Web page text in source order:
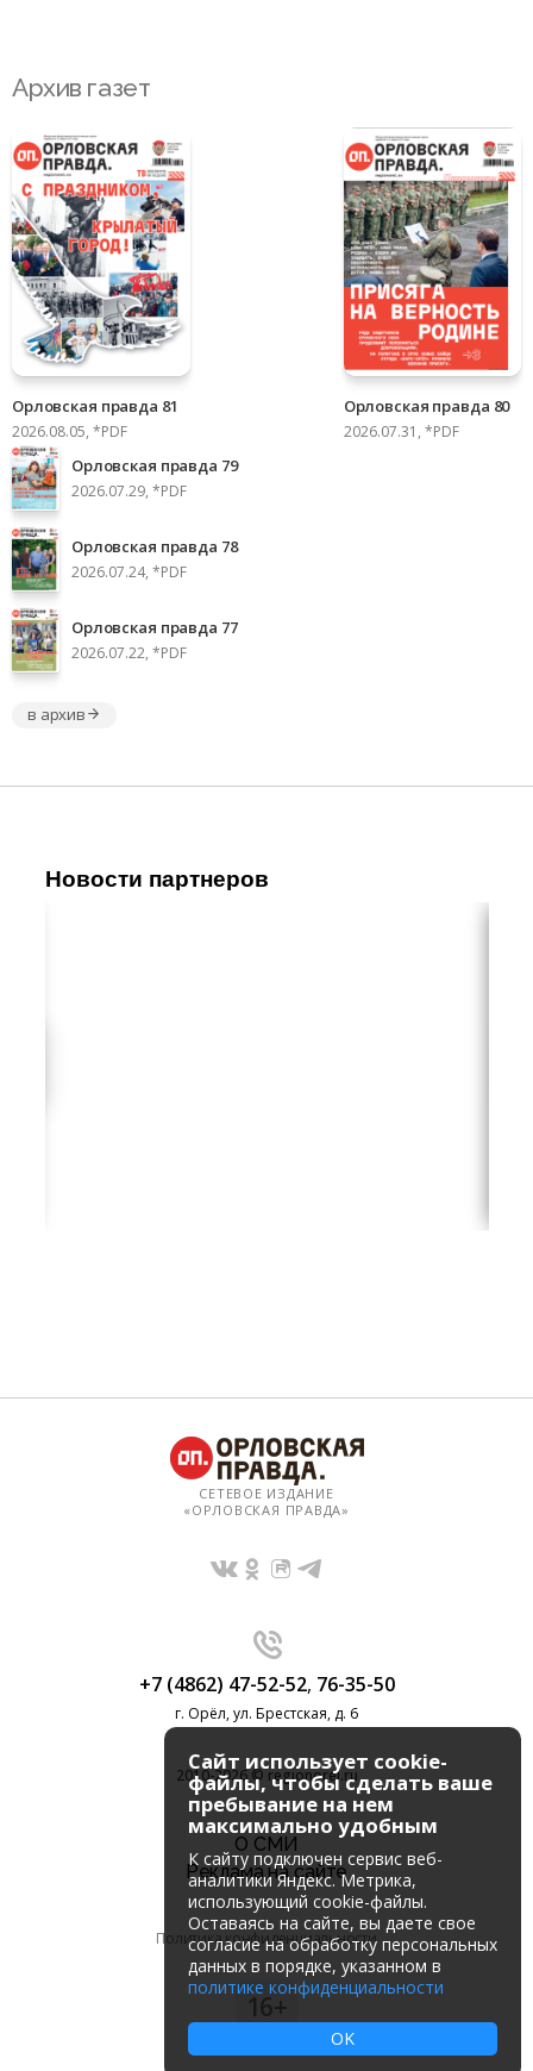
Архив газет
Орловская правда 81
2026.08.05, *PDF
Орловская правда 80
2026.07.31, *PDF
Орловская правда 79
2026.07.29, *PDF
Орловская правда 78
2026.07.24, *PDF
Орловская правда 77
2026.07.22, *PDF
в архив
Новости партнеров
СЕТЕВОЕ ИЗДАНИЕ
«ОРЛОВСКАЯ ПРАВДА»
+7 (4862) 47-52-52, 76-35-50
г. Орёл, ул. Брестская, д. 6
2010-2026 © regionorel.ru
О СМИ
Реклама на сайте
Политика конфиденциальности
16+
Сайт использует cookie-
файлы, чтобы сделать ваше
пребывание на нем
максимально удобным
К cайту подключен сервис веб-
аналитики Яндекс. Метрика,
использующий cookie-файлы.
Оставаясь на сайте, вы даете свое
согласие на обработку персональных
данных в порядке, указанном в
политике конфиденциальности
OK